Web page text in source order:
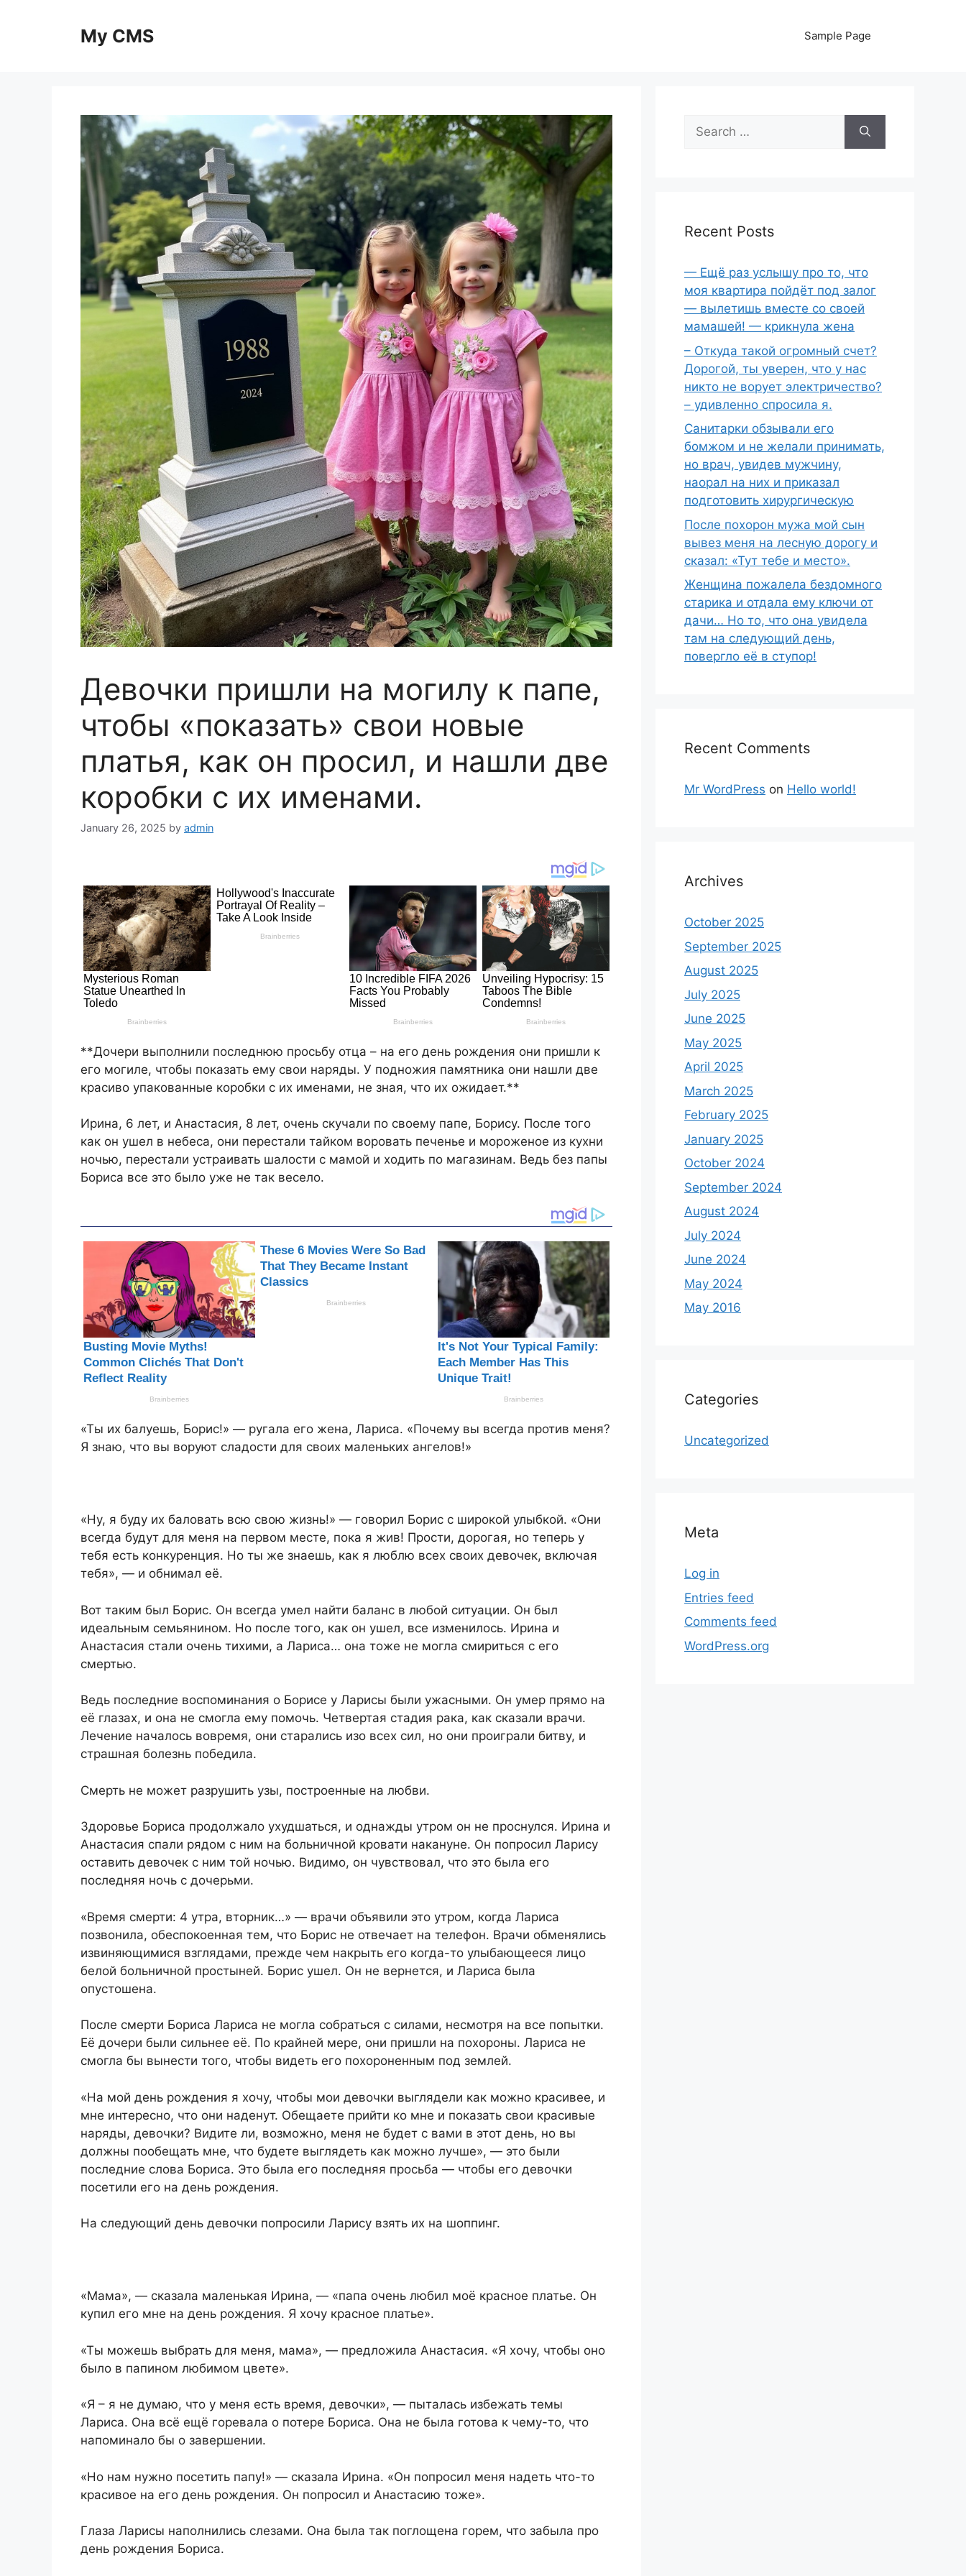
My CMS Sample Page
Девочки пришли на могилу к папе,
чтобы «показать» свои новые
платья, как он просил, и нашли две
коробки с их именами.
January 26, 2025 by admin
**Дочери выполнили последнюю просьбу отца – на его день рождения они пришли к
его могиле, чтобы показать ему свои наряды. У подножия памятника они нашли две
красиво упакованные коробки с их именами, не зная, что их ожидает.**
Ирина, 6 лет, и Анастасия, 8 лет, очень скучали по своему папе, Борису. После того
как он ушел в небеса, они перестали тайком воровать печенье и мороженое из кухни
ночью, перестали устраивать шалости с мамой и ходить по магазинам. Ведь без папы
Бориса все это было уже не так весело.
«Ты их балуешь, Борис!» — ругала его жена, Лариса. «Почему вы всегда против меня?
Я знаю, что вы воруют сладости для своих маленьких ангелов!»
«Ну, я буду их баловать всю свою жизнь!» — говорил Борис с широкой улыбкой. «Они
всегда будут для меня на первом месте, пока я жив! Прости, дорогая, но теперь у
тебя есть конкуренция. Но ты же знаешь, как я люблю всех своих девочек, включая
тебя», — и обнимал её.
Вот таким был Борис. Он всегда умел найти баланс в любой ситуации. Он был
идеальным семьянином. Но после того, как он ушел, все изменилось. Ирина и
Анастасия стали очень тихими, а Лариса… она тоже не могла смириться с его
смертью.
Ведь последние воспоминания о Борисе у Ларисы были ужасными. Он умер прямо на
её глазах, и она не смогла ему помочь. Четвертая стадия рака, как сказали врачи.
Лечение началось вовремя, они старались изо всех сил, но они проиграли битву, и
страшная болезнь победила.
Смерть не может разрушить узы, построенные на любви.
Здоровье Бориса продолжало ухудшаться, и однажды утром он не проснулся. Ирина и
Анастасия спали рядом с ним на больничной кровати накануне. Он попросил Ларису
оставить девочек с ним той ночью. Видимо, он чувствовал, что это была его
последняя ночь с дочерьми.
«Время смерти: 4 утра, вторник…» — врачи объявили это утром, когда Лариса
позвонила, обеспокоенная тем, что Борис не отвечает на телефон. Врачи обменялись
извиняющимися взглядами, прежде чем накрыть его когда-то улыбающееся лицо
белой больничной простыней. Борис ушел. Он не вернется, и Лариса была
опустошена.
После смерти Бориса Лариса не могла собраться с силами, несмотря на все попытки.
Её дочери были сильнее её. По крайней мере, они пришли на похороны. Лариса не
смогла бы вынести того, чтобы видеть его похороненным под землей.
«На мой день рождения я хочу, чтобы мои девочки выглядели как можно красивее, и
мне интересно, что они наденут. Обещаете прийти ко мне и показать свои красивые
наряды, девочки? Видите ли, возможно, меня не будет с вами в этот день, но вы
должны пообещать мне, что будете выглядеть как можно лучше», — это были
последние слова Бориса. Это была его последняя просьба — чтобы его девочки
посетили его на день рождения.
На следующий день девочки попросили Ларису взять их на шоппинг.
«Мама», — сказала маленькая Ирина, — «папа очень любил моё красное платье. Он
купил его мне на день рождения. Я хочу красное платье».
«Ты можешь выбрать для меня, мама», — предложила Анастасия. «Я хочу, чтобы оно
было в папином любимом цвете».
«Я – я не думаю, что у меня есть время, девочки», — пыталась избежать темы
Лариса. Она всё ещё горевала о потере Бориса. Она не была готова к чему-то, что
напоминало бы о завершении.
«Но нам нужно посетить папу!» — сказала Ирина. «Он попросил меня надеть что-то
красивое на его день рождения. Он попросил и Анастасию тоже».
Глаза Ларисы наполнились слезами. Она была так поглощена горем, что забыла про
день рождения Бориса.
Search
for:
Recent Posts
— Ещё раз услышу про то, что
моя квартира пойдёт под залог
— вылетишь вместе со своей
мамашей! — крикнула жена
– Откуда такой огромный счет?
Дорогой, ты уверен, что у нас
никто не ворует электричество?
– удивленно спросила я.
Санитарки обзывали его
бомжом и не желали принимать,
но врач, увидев мужчину,
наорал на них и приказал
подготовить хирургическую
После похорон мужа мой сын
вывез меня на лесную дорогу и
сказал: «Тут тебе и место».
Женщина пожалела бездомного
старика и отдала ему ключи от
дачи… Но то, что она увидела
там на следующий день,
повергло её в ступор!
Recent Comments
Mr WordPress on Hello world!
Archives
October 2025
September 2025
August 2025
July 2025
June 2025
May 2025
April 2025
March 2025
February 2025
January 2025
October 2024
September 2024
August 2024
July 2024
June 2024
May 2024
May 2016
Categories
Uncategorized
Meta
Log in
Entries feed
Comments feed
WordPress.org